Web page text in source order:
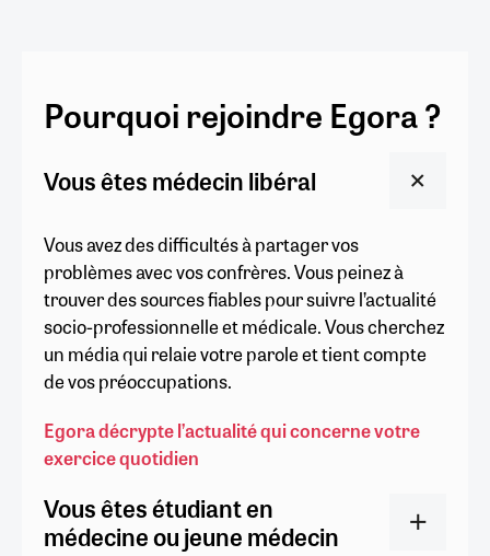
Pourquoi rejoindre Egora ?
Vous êtes médecin libéral
Vous avez des difficultés à partager vos
problèmes avec vos confrères. Vous peinez à
trouver des sources fiables pour suivre l’actualité
socio-professionnelle et médicale. Vous cherchez
un média qui relaie votre parole et tient compte
de vos préoccupations.
Egora décrypte l’actualité qui concerne votre
exercice quotidien
Vous êtes étudiant en
médecine ou jeune médecin